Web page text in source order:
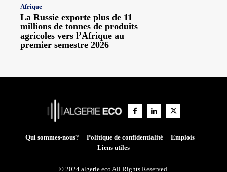
Afrique
La Russie exporte plus de 11
millions de tonnes de produits
agricoles vers l’Afrique au
premier semestre 2026
Qui sommes-nous? Politique de confidentialité
Emplois
Liens utiles
© 2024 algerie eco All Rights Reserved.